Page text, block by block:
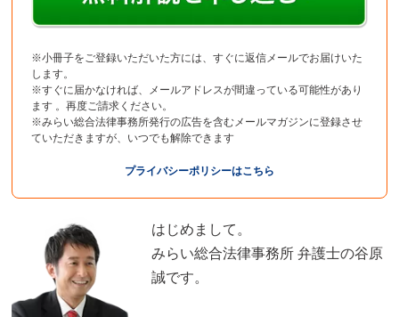
※小冊子をご登録いただいた方には、すぐに返信メールでお届けいた
します。
※すぐに届かなければ、メールアドレスが間違っている可能性があり
ます 。再度ご請求ください。
※みらい総合法律事務所発行の広告を含むメールマガジンに登録させ
ていただきますが、いつでも解除できます
プライバシーポリシーはこちら
はじめまして。
みらい総合法律事務所 弁護士の谷原
誠です。